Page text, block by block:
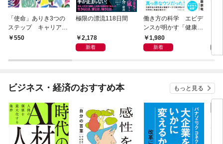
「使命」ありき3つの
ステップ キャリアの
成功とは何か
550
極限の漂流118日間
2,178
新着
働き方の科学 エビデ
ンスが明かす「健康」
も「生産性」も手に入
れる方法
1,980
新着
ビジネス・経済のおすすめ本 もっと見る